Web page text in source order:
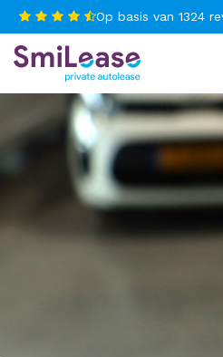
Op basis van 1324